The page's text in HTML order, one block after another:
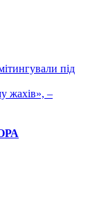
під
жахів», –